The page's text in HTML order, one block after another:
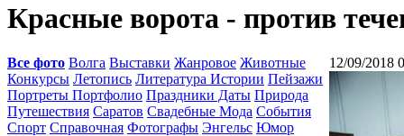
Красные ворота - против
Все фото Волга Выставки Жанровое Животные
Конкурсы Летопись Литература Истории Пейзажи
Портреты Портфолио Праздники Даты Природа
Путешествия Саратов Свадебные Мода События
Спорт Справочная Фотографы Энгельс Юмор
12/09/2018